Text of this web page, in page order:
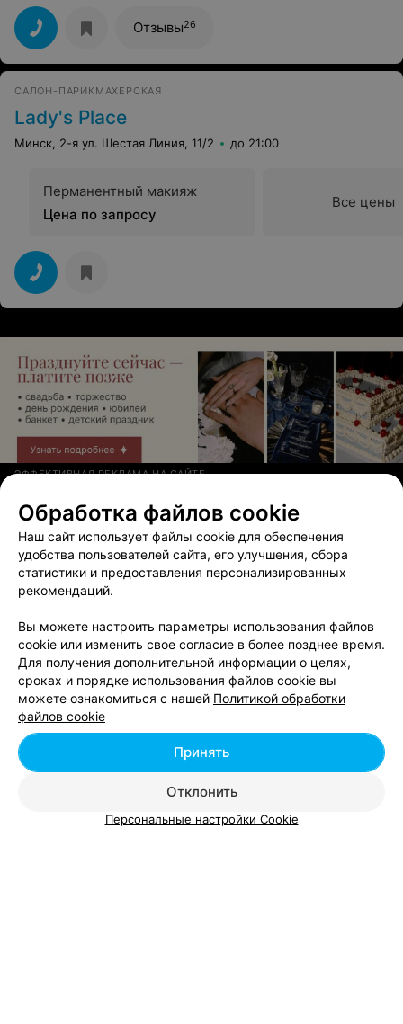
отлично, мне понравилось. Думаю попробовать
сделать перманентный макияж век, уже не боязно, и
только к этому мастеру. По поводу предыдущего
отзыва, в шоке, зачем выдумывать, ничего подобного я
там не заметила, не супер ремонт, но все чисто и
Отзывы26
САЛОН-ПАРИКМАХЕРСКАЯ
Lady's Place
Минск, 2-я ул. Шестая Линия, 11/2 до 21:00
Перманентный макияж
Цена по запросу
Все цены
ЭФФЕКТИВНАЯ РЕКЛАМА НА САЙТЕ
Смотрите также
Коррекция татуажа возле метро Академия наук
Татуаж бровей возле метро Академия наук в
Минске
Тату салоны возле метро Академия наук в
Обработка файлов cookie
Наш сайт использует файлы cookie для обеспечения
удобства пользователей сайта, его улучшения, сбора
статистики и предоставления персонализированных
рекомендаций.
Вы можете настроить параметры использования файлов
cookie или изменить свое согласие в более позднее время.
Для получения дополнительной информации о целях,
сроках и порядке использования файлов cookie вы
можете ознакомиться с нашей Политикой обработки
файлов cookie
Отклонить
Принять
Персональные настройки Cookie